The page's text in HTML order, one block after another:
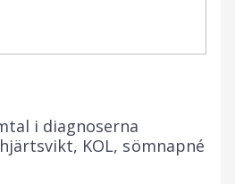
i diagnoserna
KOL, sömnapné